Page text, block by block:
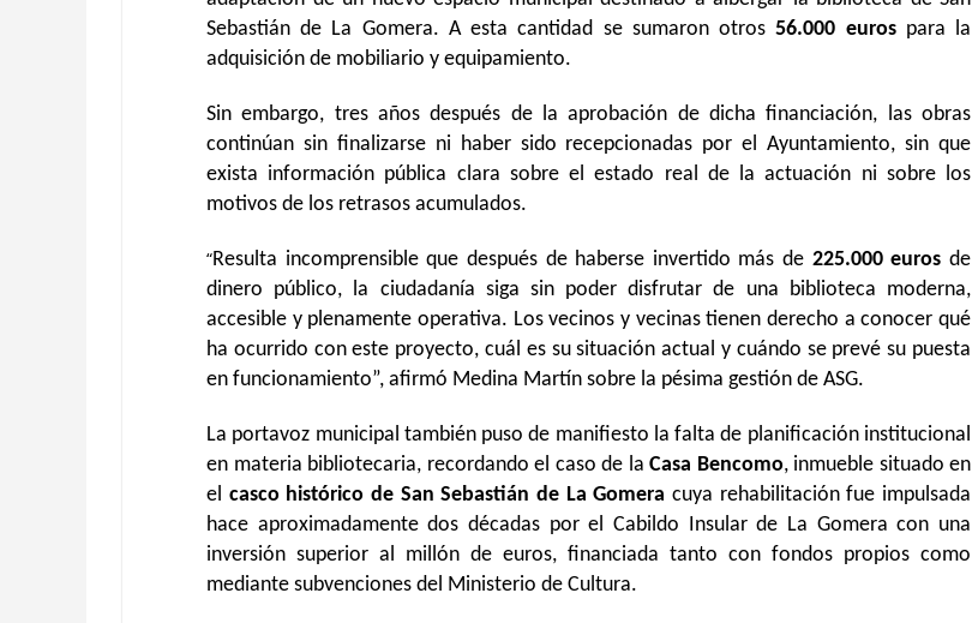
Sebastián de La Gomera. A esta cantidad se sumaron otros56.000 eurospara la
adquisición de mobiliario y equipamiento.
Sin embargo, tres años después de la aprobación de dicha financiación, las obras
continúan sin finalizarse ni haber sido recepcionadas por el Ayuntamiento, sin que
exista información pública clara sobre el estado real de la actuación ni sobre los
motivos de los retrasos acumulados.
“Resulta incomprensible que después de haberse invertido más de 225.000 eurosde
dinero público, la ciudadanía siga sin poder disfrutar de una biblioteca moderna,
accesible y plenamente operativa. Los vecinos y vecinas tienen derecho a conocer qué
ha ocurrido con este proyecto, cuál es su situación actual y cuándo se prevé su puesta
en funcionamiento”, afirmó Medina Martín sobre la pésima gestión de ASG.
La portavoz municipal también puso de manifiesto la falta de planificación institucional
en materia bibliotecaria, recordando el caso de la Casa Bencomo, inmueble situado en
el casco histórico de San Sebastián de La Gomeracuya rehabilitación fue impulsada
hace aproximadamente dos décadas por el Cabildo Insular de La Gomera con una
inversión superior al millón de euros, financiada tanto con fondos propios como
mediante subvenciones del Ministerio de Cultura.